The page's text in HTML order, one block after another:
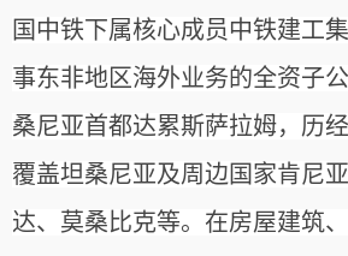
国中铁下属核心成员中铁建工
事东非地区海外业务的全资子公
桑尼亚首都达累斯萨拉姆，历
覆盖坦桑尼亚及周边国家肯尼
达、莫桑比克等。在房屋建筑